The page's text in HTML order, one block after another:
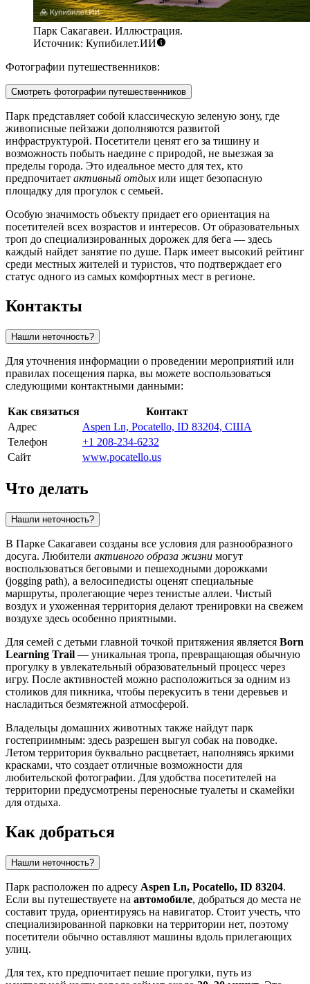
Парк Сакагавеи. Иллюстрация.
Источник: Купибилет.ИИ
Фотографии путешественников:
Смотреть фотографии путешественников
Парк представляет собой классическую зеленую зону, где
живописные пейзажи дополняются развитой
инфраструктурой. Посетители ценят его за тишину и
возможность побыть наедине с природой, не выезжая за
пределы города. Это идеальное место для тех, кто
предпочитает активный отдых или ищет безопасную
площадку для прогулок с семьей.
Особую значимость объекту придает его ориентация на
посетителей всех возрастов и интересов. От образовательных
троп до специализированных дорожек для бега — здесь
каждый найдет занятие по душе. Парк имеет высокий рейтинг
среди местных жителей и туристов, что подтверждает его
статус одного из самых комфортных мест в регионе.
Контакты
Нашли неточность?
Для уточнения информации о проведении мероприятий или
правилах посещения парка, вы можете воспользоваться
следующими контактными данными:
Как связаться
Контакт
Адрес
Aspen Ln, Pocatello, ID 83204, США
Телефон
+1 208-234-6232
Сайт
www.pocatello.us
Что делать
Нашли неточность?
В Парке Сакагавеи созданы все условия для разнообразного
досуга. Любители активного образа жизни могут
воспользоваться беговыми и пешеходными дорожками
(jogging path), а велосипедисты оценят специальные
маршруты, пролегающие через тенистые аллеи. Чистый
воздух и ухоженная территория делают тренировки на свежем
воздухе здесь особенно приятными.
Для семей с детьми главной точкой притяжения является Born
Learning Trail — уникальная тропа, превращающая обычную
прогулку в увлекательный образовательный процесс через
игру. После активностей можно расположиться за одним из
столиков для пикника, чтобы перекусить в тени деревьев и
насладиться безмятежной атмосферой.
Владельцы домашних животных также найдут парк
гостеприимным: здесь разрешен выгул собак на поводке.
Летом территория буквально расцветает, наполняясь яркими
красками, что создает отличные возможности для
любительской фотографии. Для удобства посетителей на
территории предусмотрены переносные туалеты и скамейки
для отдыха.
Как добраться
Нашли неточность?
Парк расположен по адресу Aspen Ln, Pocatello, ID 83204.
Если вы путешествуете на автомобиле, добраться до места не
составит труда, ориентируясь на навигатор. Стоит учесть, что
специализированной парковки на территории нет, поэтому
посетители обычно оставляют машины вдоль прилегающих
улиц.
Для тех, кто предпочитает пешие прогулки, путь из